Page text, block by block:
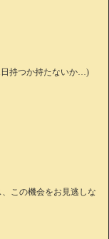
日持つか持たないか…)
この機会をお見逃しな